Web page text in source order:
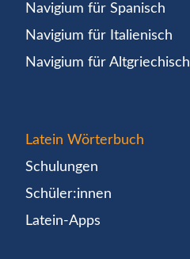
Navigium für Spanisch
Navigium für Italienisch
Navigium für Altgriechisch
Latein Wörterbuch
Schulungen
Schüler:innen
Latein-Apps